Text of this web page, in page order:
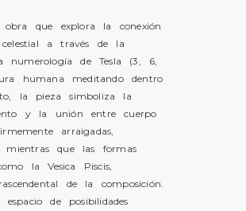
que explora la conexión
a través de la
numerología de Tesla (3, 6,
humana meditando dentro
la pieza simboliza la
y la unión entre cuerpo
arraigadas,
mientras que las formas
la Vesica Piscis,
de la composición.
de posibilidades